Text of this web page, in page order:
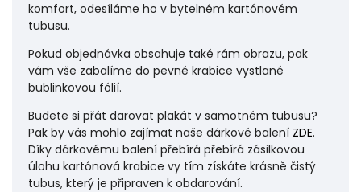
komfort, odesíláme ho v bytelném kartónovém
tubusu.
Pokud objednávka obsahuje také rám obrazu, pak
vám vše zabalíme do pevné krabice vystlané
bublinkovou fólií.
Budete si přát darovat plakát v samotném tubusu?
Pak by vás mohlo zajímat naše dárkové balení ZDE.
Díky dárkovému balení přebírá přebírá zásilkovou
úlohu kartónová krabice vy tím získáte krásně čistý
tubus, který je připraven k obdarování.